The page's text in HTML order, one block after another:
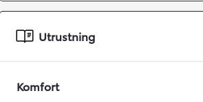
Easy Billån
Utrustning
Komfort